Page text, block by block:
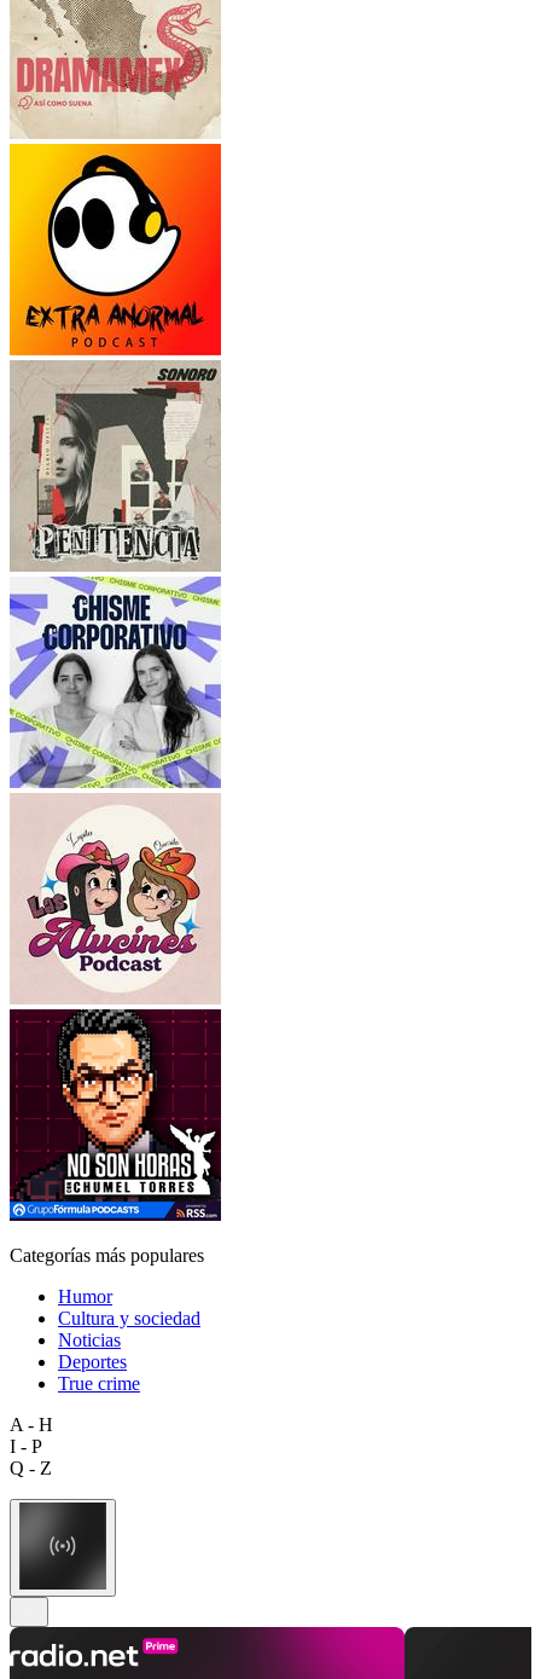
Categorías más populares
Humor
Cultura y sociedad
Noticias
Deportes
True crime
A - H
I - P
Q - Z